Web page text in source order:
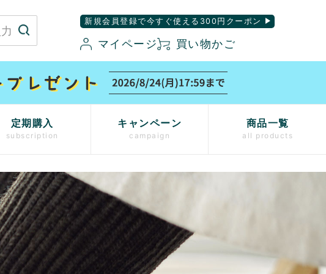
新規会員登録で今すぐ使える300円クーポン
マイページ 買い物かご
定期購入
subscription
キャンペーン
campaign
商品一覧
all products